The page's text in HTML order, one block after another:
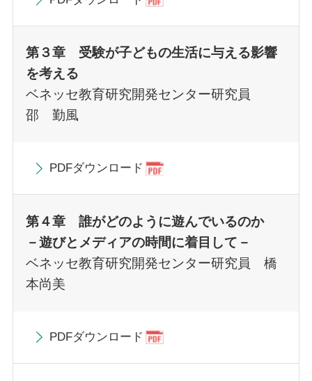
第３章 受験が子どもの生活に与える影響
を考える
ベネッセ教育研究開発センター研究員
邵 勤風
PDFダウンロード
第４章 誰がどのように遊んでいるのか
－遊びとメディアの時間に着目して－
ベネッセ教育研究開発センター研究員 橋
本尚美
PDFダウンロード